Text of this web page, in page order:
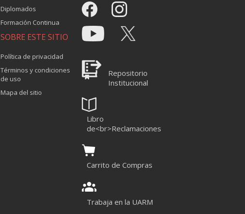
Diplomados
Formación Continua
SOBRE ESTE SITIO
Política de privacidad
Términos y condiciones
de uso
Mapa del sitio
Repositorio
Institucional
Libro
de<br>Reclamaciones
Carrito de Compras
Trabaja en la UARM